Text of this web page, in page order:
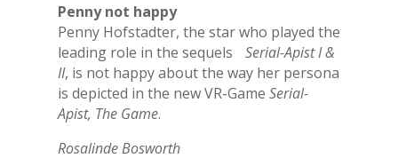
Penny not happy
Penny Hofstadter, the star who played the
leading role in the sequels Serial-Apist I &
II, is not happy about the way her persona
is depicted in the new VR-Game Serial-
Apist, The Game.
Rosalinde Bosworth